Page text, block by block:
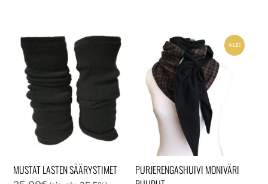
MUSTAT LASTEN SÄÄRYSTIMET
ALE!
PURJERENGASHUIVI MONIVÄRI